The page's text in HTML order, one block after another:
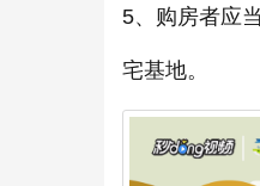
5、购房者应
宅基地。